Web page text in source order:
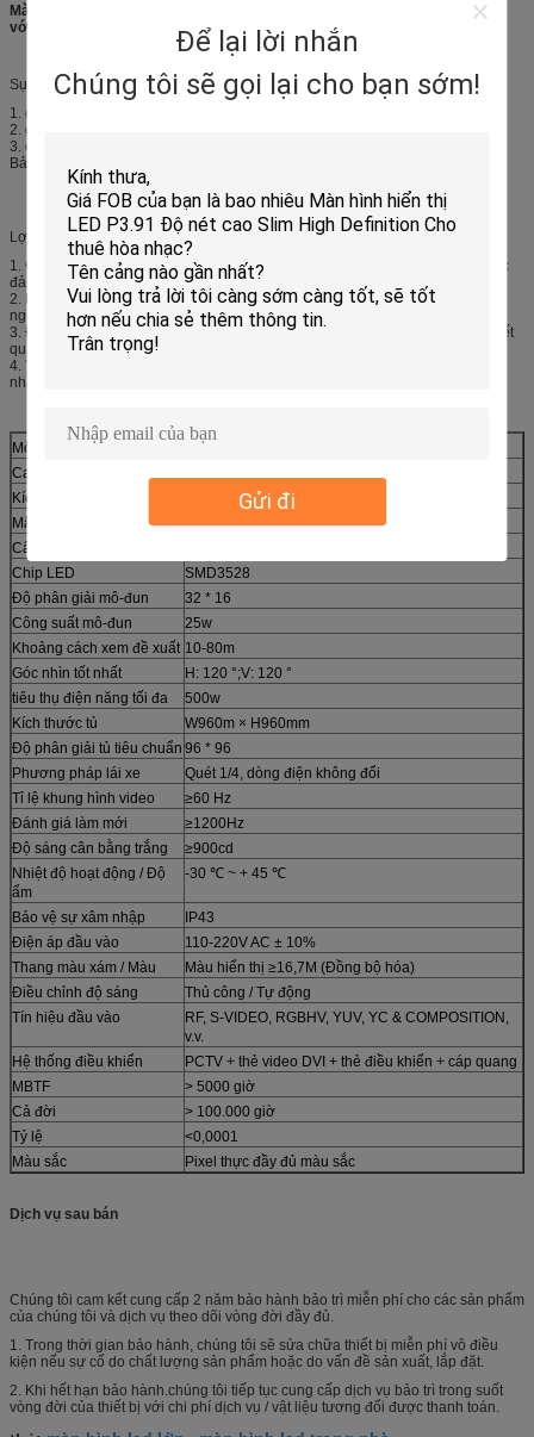
Để lại lời nhắn
Chúng tôi sẽ gọi lại cho bạn sớm!
Gửi đi
Màn hình LED đủ màu trong nhà mỏng / Màn hình video LED đầy màu sắc
với điểm ảnh 10mm
Sự miêu tả:
1. giải pháp cá nhân hóa và hoàn chỉnh cho trường hợp của bạn
2. giá cả thỏa đáng và chất lượng tốt
3. cài đặt thuận tiện và nhanh chóng, bảo trì dễ dàng
Bảo hành 4,2 năm
Lợi thế cạnh tranh:
1. Chúng tôi là nhà sản xuất màn hình dẫn trong nhiều năm, chất lượng được
đảm bảo.
2. Bởi vì chúng tôi là nhà máy, giá của chúng tôi thấp hơn 5% -10% so với
người trung gian và người bán buôn ở cùng mức độ.
3. Đội ngũ bán hàng và kỹ thuật chuyên nghiệp gồm 15 người để đảm bảo kết
quả hoàn hảo.
4. Yêu cầu của khách hàng là cơ bản, chúng tôi thực hiện các giải pháp khác
nhau phù hợp với các yêu cầu khác nhau của khách hàng.
Môi trường sử dụng
Trong nhà
Cao độ pixel
Kích thước mô-đun
320 * 160mm
Mật độ vật lý
10000 chấm / ㎡
Cấu hình pixel
Chip LED
SMD3528
Độ phân giải mô-đun
32 * 16
Công suất mô-đun
25w
Khoảng cách xem đề xuất 10-80m
Góc nhìn tốt nhất
H: 120 °;V: 120 °
tiêu thụ điện năng tối đa
500w
Kích thước tủ
W960m × H960mm
Độ phân giải tủ tiêu chuẩn 96 * 96
Phương pháp lái xe
Quét 1/4, dòng điện không đổi
Tỉ lệ khung hình video
≥60 Hz
Đánh giá làm mới
≥1200Hz
Độ sáng cân bằng trắng
≥900cd
Nhiệt độ hoạt động / Độ
ẩm
-30 ℃ ~ + 45 ℃
Bảo vệ sự xâm nhập
IP43
Điện áp đầu vào
110-220V AC ± 10%
Thang màu xám / Màu
Màu hiển thị ≥16,7M (Đồng bộ hóa)
Điều chỉnh độ sáng
Thủ công / Tự động
Tín hiệu đầu vào
RF, S-VIDEO, RGBHV, YUV, YC & COMPOSITION,
v.v.
Hệ thống điều khiển
PCTV + thẻ video DVI + thẻ điều khiển + cáp quang
MBTF
> 5000 giờ
Cả đời
> 100.000 giờ
Tỷ lệ
<0,0001
Màu sắc
Pixel thực đầy đủ màu sắc
Dịch vụ sau bán
Chúng tôi cam kết cung cấp 2 năm bảo hành bảo trì miễn phí cho các sản phẩm
của chúng tôi và dịch vụ theo dõi vòng đời đầy đủ.
1. Trong thời gian bảo hành, chúng tôi sẽ sửa chữa thiết bị miễn phí vô điều
kiện nếu sự cố do chất lượng sản phẩm hoặc do vấn đề sản xuất, lắp đặt.
2. Khi hết hạn bảo hành.chúng tôi tiếp tục cung cấp dịch vụ bảo trì trong suốt
vòng đời của thiết bị với chi phí dịch vụ / vật liệu tương đối được thanh toán.